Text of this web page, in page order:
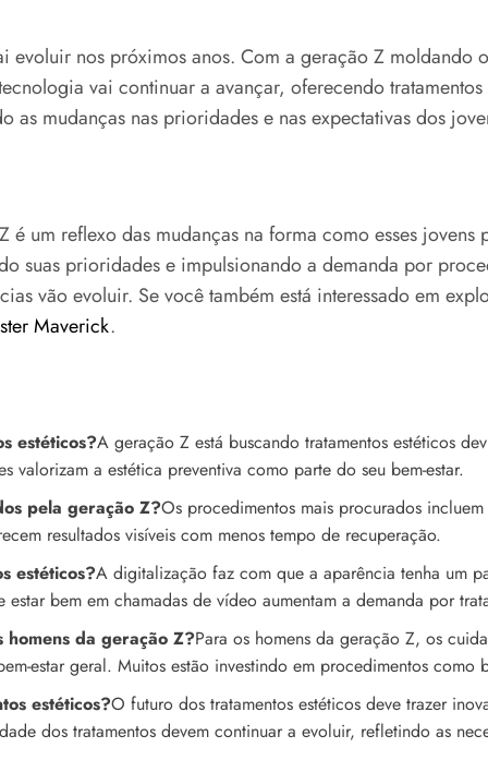
nos próximos anos. Com a geração Z moldando
vai continuar a avançar, oferecendo
mudanças nas prioridades e nas expectativas dos
é um reflexo das mudanças na forma como esses
suas prioridades e impulsionando a demanda por
vão evoluir. Se você também está interessado em
Maverick.
estéticos?A geração Z está buscando tratamentos estéticos
a estética preventiva como parte do seu bem-estar.
pela geração Z?Os procedimentos mais procurados
resultados visíveis com menos tempo de recuperação.
estéticos?A digitalização faz com que a aparência tenha um
bem em chamadas de vídeo aumentam a demanda por
da geração Z?Para os homens da geração Z, os
estar geral. Muitos estão investindo em procedimentos
estéticos?O futuro dos tratamentos estéticos deve trazer
dos tratamentos devem continuar a evoluir, refletindo as